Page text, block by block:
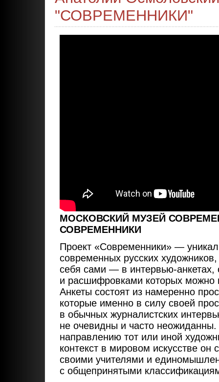
"СОВРЕМЕННИКИ"
МОСКОВСКИЙ МУЗЕЙ
СОВРЕМЕННИКИ
Проект «Современники» —
современных русских
себя сами — в интервью-анкетах,
и расшифровками которых можно
Анкеты состоят из намеренно
которые именно в силу своей
в обычных журналистских
не очевидны и часто
направлению тот или иной
контекст в мировом искусстве он
своими учителями и
с общепринятыми